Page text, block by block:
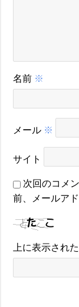
名前 ※
メール ※
サイト
次回のコメ
前、メールア
上に表示され